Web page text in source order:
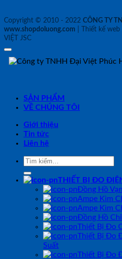
Copyright © 2010 - 2022 CÔNG TY
www.shopdoluong.com | Thiết kế
VIỆT JSC
SẢN PHẨM
VỀ CHÚNG TÔI
Giới thiệu
Tin tức
Liên hệ
Tìm
kiếm:
THIẾT BỊ ĐO
Đồng Hồ
Ampe Kìm
Ampe Kìm
Đồng Hồ
Thiết Bị Đo
Thiết Bị Đo
Suất
Thiết Bị Đo